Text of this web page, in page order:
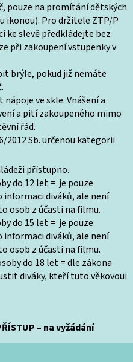
pouze na promítání dětských
ikonou). Pro držitele ZTP/P
ke slevě předkládejte bez
při zakoupení vstupenky v
brýle, pokud již nemáte
ve skle. Vnášení a
a pití zakoupeného mimo
řád.
2012 Sb. určenou kategorii
přístupno.
do 12 let = je pouze
diváků, ale není
osob z účasti na filmu.
do 15 let = je pouze
diváků, ale není
osob z účasti na filmu.
do 18 let = dle zákona
diváky, kteří tuto věkovoui
– na vyžádání